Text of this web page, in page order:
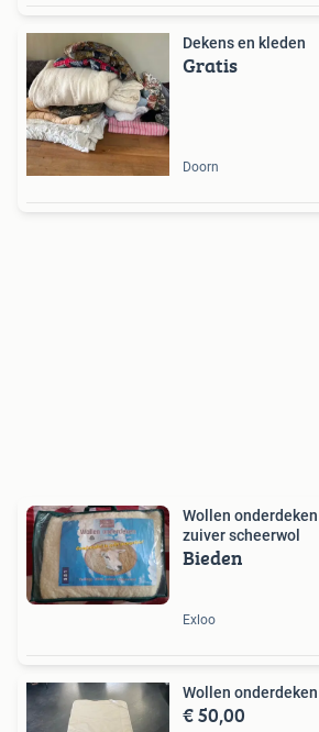
Dekens en kleden
Gratis
Doorn
Wollen
zuiver scheerwol
Bieden
Exloo
Wollen
€ 50,00